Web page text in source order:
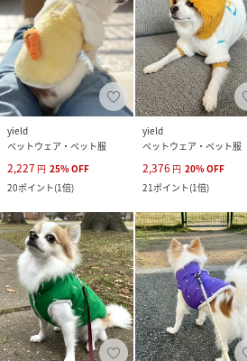
yield
ペットウェア・ペット服
2,227 円 25%OFF
20ポイント(1倍)
yield
ペットウェア・ペット服
2,376 円 20%OFF
21ポイント(1倍)